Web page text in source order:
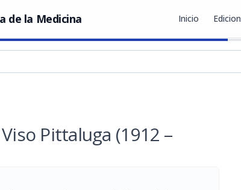
de la Medicina Inicio
Pittaluga (1912 –